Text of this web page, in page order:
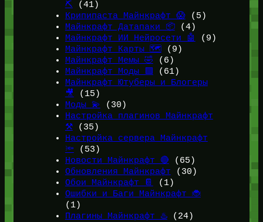
⛏️ (41)
Крипипаста Майнкрафт 😱(5)
Майнкрафт Датапаки 📦(4)
Майнкрафт ИИ Нейросети 🤖
(9)
Майнкрафт Карты 🗺️(9)
Майнкрафт Мемы 🤣 (6)
Майнкрафт Моды 🟩 (61)
Майнкрафт Ютуберы и Блогеры
🎥
(15)
Моды 💫
(30)
Настройка плагинов Майнкрафт
⚒️(35)
Настройка сервера Майнкрафт
🔦 (53)
Новости Майнкрафт 🔴 (65)
Обновления Майнкрафт (30)
Обои Майнкрафт 📔
(1)
Ошибки и Баги Майнкрафт 🐞
(1)
Плагины Майнкрафт ♨️(24)